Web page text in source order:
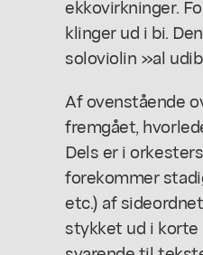
ekkovirkninger.
klinger ud i bi.
soloviolin »al
Af ovenstående
fremgået,
Dels er i
forekommer
etc.) af
stykket ud i korte